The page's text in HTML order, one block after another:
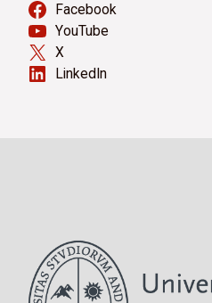
Facebook
YouTube
X
LinkedIn